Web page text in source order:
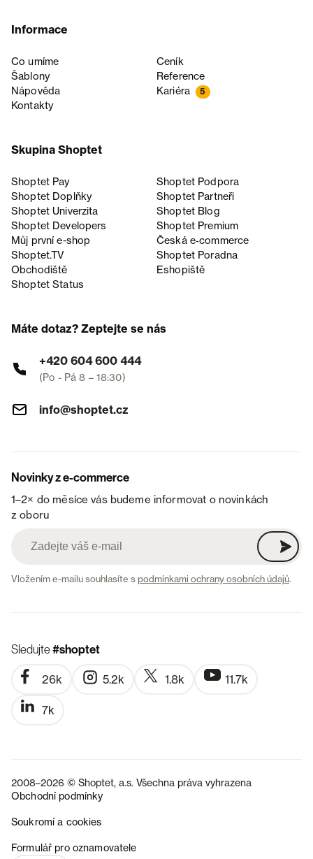
Informace
Co umíme
Ceník
Šablony
Reference
Nápověda
Kariéra 5
Kontakty
Skupina Shoptet
Shoptet Pay
Shoptet Podpora
Shoptet Doplňky
Shoptet Partneři
Shoptet Univerzita
Shoptet Blog
Shoptet Developers
Shoptet Premium
Můj první e-shop
Česká e‑commerce
Shoptet.TV
Shoptet Poradna
Obchodiště
Eshopiště
Shoptet Status
Máte dotaz? Zeptejte se nás
+420 604 600 444
(Po - Pá 8 – 18:30)
info@shoptet.cz
Novinky z e-commerce
1–2× do měsíce vás budeme informovat o novinkách
z oboru
Vložením e-mailu souhlasíte spodmínkami ochrany osobních údajů.
Sledujte#shoptet
26k 5.2k 1.8k 11.7k
7k
2008–2026 © Shoptet, a.s. Všechna práva vyhrazena
Obchodní podmínky
Soukromí a cookies
Formulář pro oznamovatele